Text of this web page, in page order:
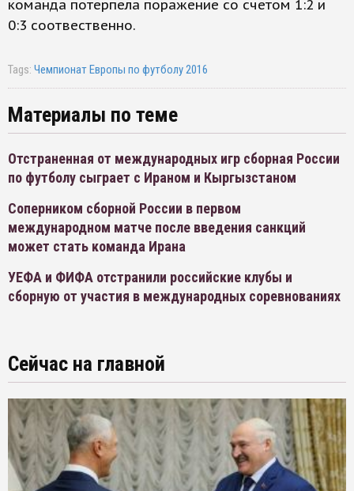
команда потерпела поражение со счетом 1:2 и
0:3 соотвественно.
Tags: Чемпионат Европы по футболу 2016
Материалы по теме
Отстраненная от международных игр сборная России
по футболу сыграет с Ираном и Кыргызстаном
Соперником сборной России в первом
международном матче после введения санкций
может стать команда Ирана
УЕФА и ФИФА отстранили российские клубы и
сборную от участия в международных соревнованиях
Сейчас на главной